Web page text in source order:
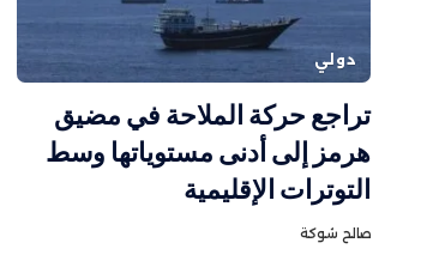
دولي
تراجع حركة الملاحة في مضيق
هرمز إلى أدنى مستوياتها وسط
التوترات الإقليمية
صالح شوكة